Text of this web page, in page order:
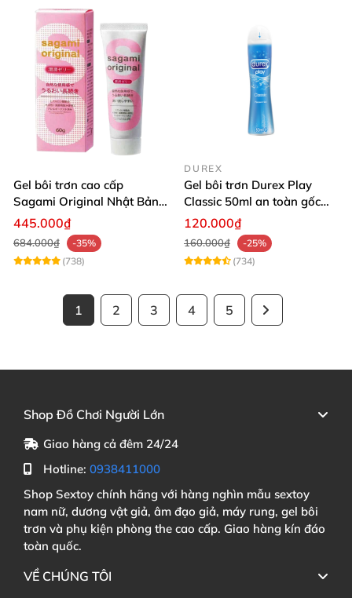
Gel bôi trơn cao cấp
Sagami Original Nhật Bản
an toàn dịu nhẹ
445.000₫
684.000₫
-35%
(738)
DUREX
Gel bôi trơn Durex Play
Classic 50ml an toàn gốc
nước tăng độ ẩm
120.000₫
160.000₫
-25%
(734)
1 2 3 4 5
Shop Đồ Chơi Người Lớn
Giao hàng cả đêm 24/24
Hotline: 0938411000
Shop Sextoy chính hãng với hàng nghìn mẫu sextoy
nam nữ, dương vật giả, âm đạo giả, máy rung, gel bôi
trơn và phụ kiện phòng the cao cấp. Giao hàng kín đáo
toàn quốc.
VỀ CHÚNG TÔI